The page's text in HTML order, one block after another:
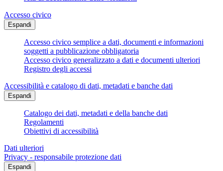
Accesso civico
Espandi
Accesso civico semplice a dati, documenti e informazioni
soggetti a pubblicazione obbligatoria
Accesso civico generalizzato a dati e documenti ulteriori
Registro degli accessi
Accessibilità e catalogo di dati, metadati e banche dati
Espandi
Catalogo dei dati, metadati e della banche dati
Regolamenti
Obiettivi di accessibilità
Dati ulteriori
Privacy - responsabile protezione dati
Espandi